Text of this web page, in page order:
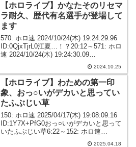
【ホロライブ】かなたそのリセマ
ラ耐久、歴代有名選手が登場して
ます
570: ホロ速 2024/10/24(木) 19:24:29.96
ID:0QjxTjrL0江夏…！？20:12～571: ホロ
速 2024/10/24(木) 19:24:30.09
ID:5gYiqdgI0初手江夏マジ！？ｗ575:2024.10.25
【ホロライブ】わための第一印
象、おっ○いがデカいと思ってい
たふぶじい草
150: ホロ速 2025/04/17(木) 19:08:09.16
ID:1Y7X+PfG0おっ○いがデカいと思って
いたふぶじい草6:22～152: ホロ速
2025/04/17(木) 19:08:23.85 ID:hIl5YGtuH
2025.04.18